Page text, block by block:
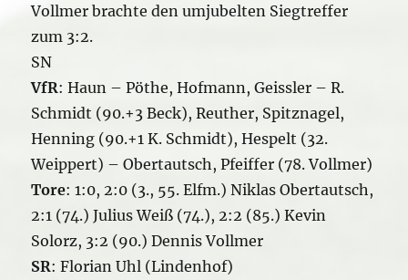
Vollmer brachte den umjubelten Siegtreffer
zum 3:2.
SN
VfR: Haun – Pöthe, Hofmann, Geissler – R.
Schmidt (90.+3 Beck), Reuther, Spitznagel,
Henning (90.+1 K. Schmidt), Hespelt (32.
Weippert) – Obertautsch, Pfeiffer (78. Vollmer)
Tore: 1:0, 2:0 (3., 55. Elfm.) Niklas Obertautsch,
2:1 (74.) Julius Weiß (74.), 2:2 (85.) Kevin
Solorz, 3:2 (90.) Dennis Vollmer
SR: Florian Uhl (Lindenhof)